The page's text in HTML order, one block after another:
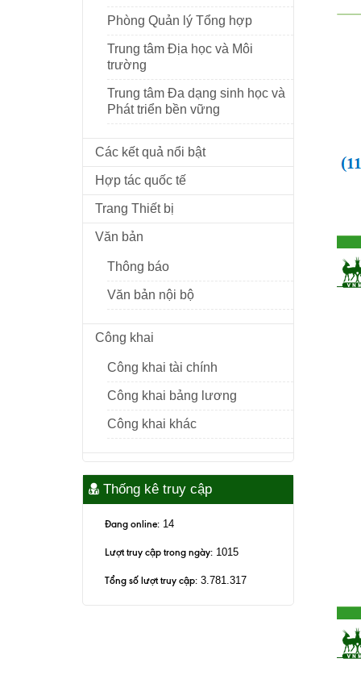
Phòng Quản lý Tổng hợp
Trung tâm Địa học và Môi
trường
Trung tâm Đa dạng sinh học và
Phát triển bền vững
Các kết quả nổi bật
Hợp tác quốc tế
Trang Thiết bị
Văn bản
Thông báo
Văn bản nội bộ
Công khai
Công khai tài chính
Công khai bảng lương
Công khai khác
Thống kê truy cập
Đang online: 14
Lượt truy cập trong ngày: 1015
Tổng số lượt truy cập: 3.781.317